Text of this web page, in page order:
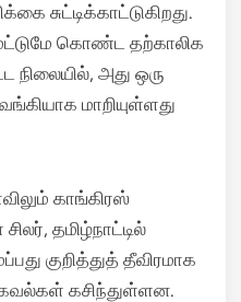
சுட்டிக்காட்டுகிறது.
கொண்ட தற்காலிக
நிலையில், அது ஒரு
மாறியுள்ளது
காங்கிரஸ்
தமிழ்நாட்டில்
குறித்துத் தீவிரமாக
கசிந்துள்ளன.